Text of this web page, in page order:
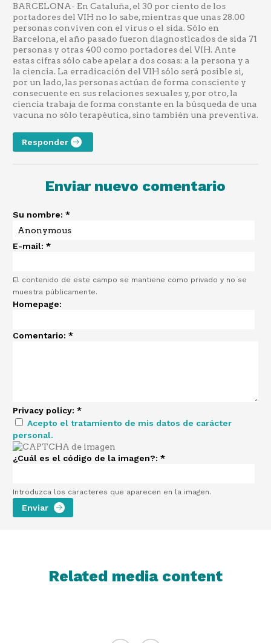
BARCELONA- En Cataluña, el 30 por ciento de los
portadores del VIH no lo sabe, mientras que unas 28.00
personas conviven con el virus o el sida. Sólo en
Barcelona, el año pasado fueron diagnosticados de sida 71
personas y otras 400 como portadores del VIH. Ante
estas cifras sólo cabe apelar a dos cosas: a la persona y a
la ciencia. La erradicación del VIH sólo será posible si,
por un lado, las personas actúan de forma consciente y
consecuente en sus relaciones sexuales y, por otro, la
ciencia trabaja de forma constante en la búsqueda de una
vacuna no sólo terapéutica, sino también una preventiva.
Responder
Enviar nuevo comentario
Su nombre: *
E-mail: *
El contenido de este campo se mantiene como privado y no se
muestra públicamente.
Homepage:
Comentario: *
Privacy policy: *
Acepto el tratamiento de mis datos de carácter
personal.
¿Cuál es el código de la imagen?: *
Introduzca los caracteres que aparecen en la imagen.
Related media content